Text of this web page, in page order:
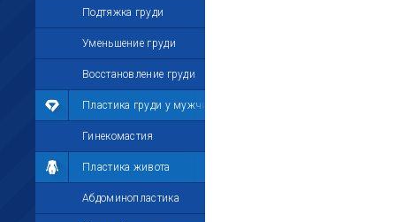
Подтяжка груди
Уменьшение груди
Восстановление груди
Пластика груди у мужчин
Гинекомастия
Пластика живота
Абдоминопластика